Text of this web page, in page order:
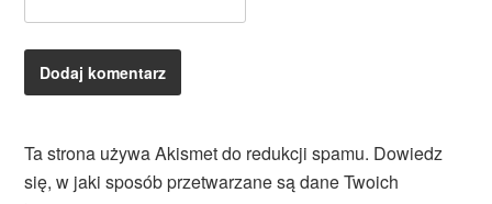
Ta strona używa Akismet do redukcji spamu. Dowiedz
się, w jaki sposób przetwarzane są dane Twoich